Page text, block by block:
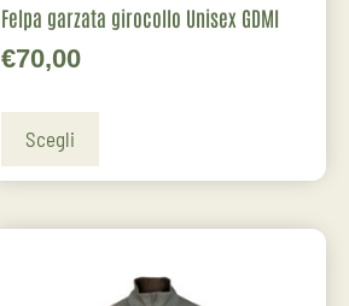
Felpa garzata girocollo Unisex GDMI
€70,00
Scegli